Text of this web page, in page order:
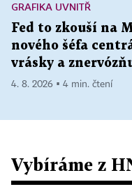
GRAFIKA UVNITŘ
Fed to zkouší na
nového šéfa
vrásky a
4. 8. 2026 ▪ 4 min. čtení
Vybíráme z